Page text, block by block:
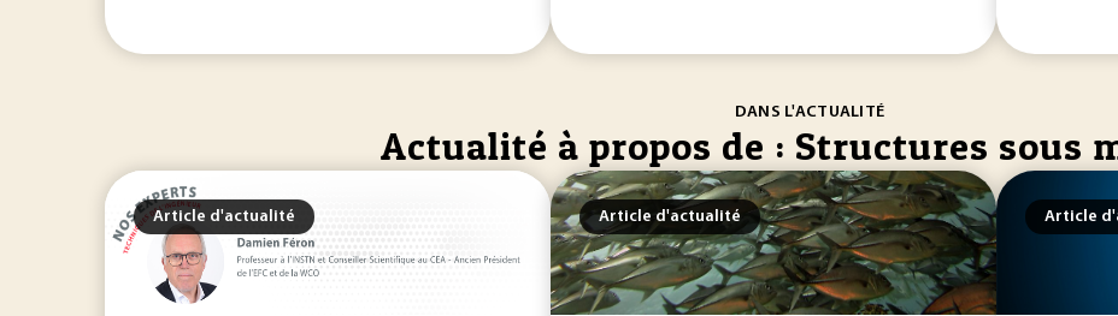
DANS L'ACTUALITÉ
Actualité à propos de : Structures sous
Article d'actualité Article d'actualité Article